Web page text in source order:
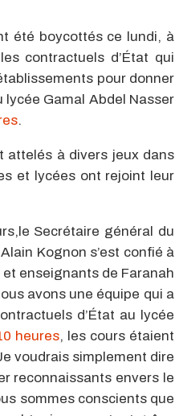
été boycottés ce lundi, à
contractuels d’État qui
pour donner
Gamal Abdel Nasser
.
attelés à divers jeux dans
et lycées ont rejoint leur
Secrétaire général du
Kognon s’est confié à
et enseignants de Faranah
avons une équipe qui a
d’État au lycée
heures, les cours étaient
voudrais simplement dire
reconnaissants envers le
sommes conscients que